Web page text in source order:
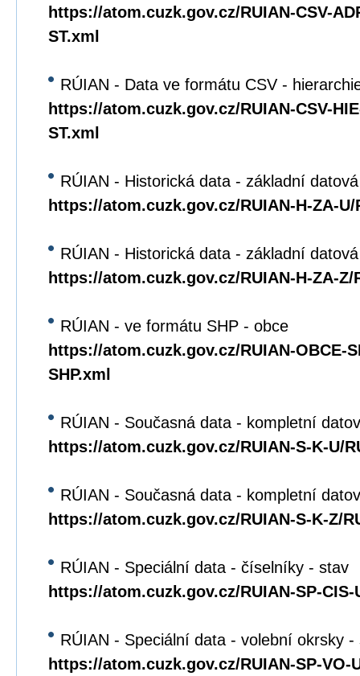
https://atom.cuzk.gov.cz/RUIAN-CSV-
ST.xml
RÚIAN - Data ve formátu CSV -
https://atom.cuzk.gov.cz/RUIAN-CSV-
ST.xml
RÚIAN - Historická data - základní
https://atom.cuzk.gov.cz/RUIAN-H-ZA-U/
RÚIAN - Historická data - základní
https://atom.cuzk.gov.cz/RUIAN-H-ZA-Z/
RÚIAN - ve formátu SHP - obce
https://atom.cuzk.gov.cz/RUIAN-OBCE-
SHP.xml
RÚIAN - Současná data - kompletní
https://atom.cuzk.gov.cz/RUIAN-S-K-U/
RÚIAN - Současná data - kompletní
https://atom.cuzk.gov.cz/RUIAN-S-K-Z/
RÚIAN - Speciální data - číselníky - stav
https://atom.cuzk.gov.cz/RUIAN-SP-CIS-
RÚIAN - Speciální data - volební okrsky -
https://atom.cuzk.gov.cz/RUIAN-SP-VO-